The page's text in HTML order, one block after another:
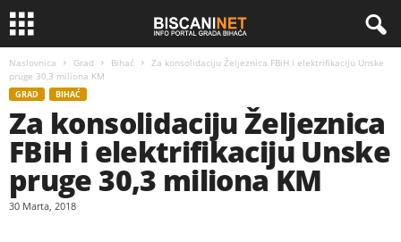
Naslovnica Grad Bihać
Za konsolidaciju Željeznica FBiH i elektrifikaciju Unske
pruge 30,3 miliona KM
GRAD BIHAĆ
Za konsolidaciju Željeznica
FBiH i elektrifikaciju Unske
pruge 30,3 miliona KM
30 Marta, 2018